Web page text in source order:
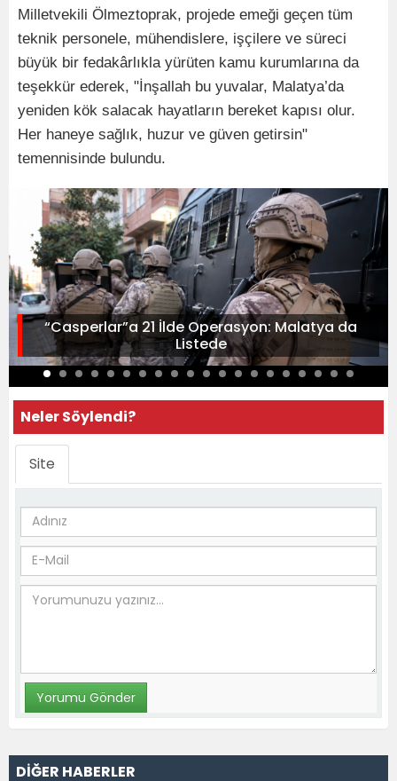
Milletvekili Ölmeztoprak, projede emeği geçen tüm
teknik personele, mühendislere, işçilere ve süreci
büyük bir fedakârlıkla yürüten kamu kurumlarına da
teşekkür ederek, "İnşallah bu yuvalar, Malatya’da
yeniden kök salacak hayatların bereket kapısı olur.
Her haneye sağlık, huzur ve güven getirsin"
temennisinde bulundu.
“Casperlar”a 21 İlde Operasyon: Malatya da
Listede
Neler Söylendi?
Site
DİĞER HABERLER